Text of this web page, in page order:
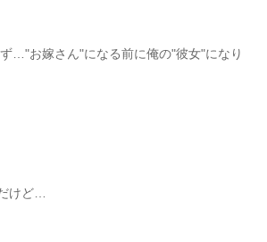
ず…"お嫁さん"になる前に俺の"彼女"になり
けど…